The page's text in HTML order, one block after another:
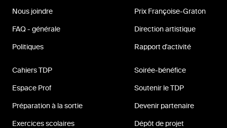
Nous joindre
FAQ - générale
Politiques
Prix Françoise-Graton
Direction artistique
Rapport d'activité
Cahiers TDP
Espace Prof
Préparation à la sortie
Exercices scolaires
Soirée-bénéfice
Soutenir le TDP
Devenir partenaire
Dépôt de projet